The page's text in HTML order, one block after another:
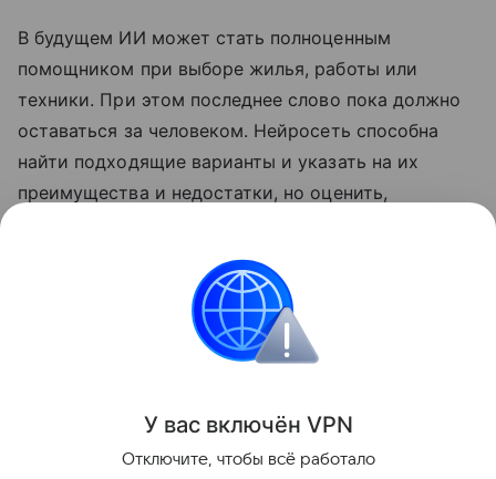
В будущем ИИ может стать полноценным
помощником при выборе жилья, работы или
техники. При этом последнее слово пока должно
оставаться за человеком. Нейросеть способна
найти подходящие варианты и указать на их
преимущества и недостатки, но оценить,
реальной жизни, может только сам пользователь.
Искусственный интеллект
Поделиться
У вас включён VPN
Отключите, чтобы всё работало